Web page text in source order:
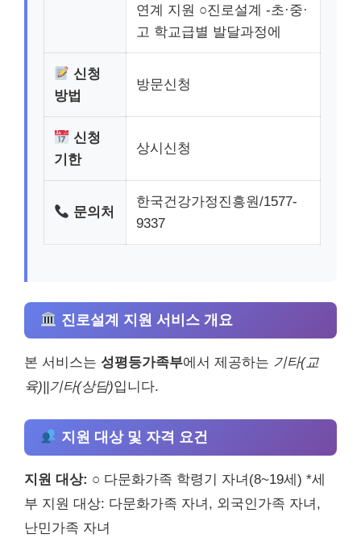
연계 지원 ○진로설계 -초·중·
고 학교급별 발달과정에
신청
방법
방문신청
신청
기한
상시신청
문의처
한국건강가정진흥원/1577-
9337
진로설계 지원 서비스 개요
본 서비스는 성평등가족부에서 제공하는 기타(교
육)||기타(상담)입니다.
지원 대상 및 자격 요건
지원 대상: ○ 다문화가족 학령기 자녀(8~19세) *세
부 지원 대상: 다문화가족 자녀, 외국인가족 자녀,
난민가족 자녀